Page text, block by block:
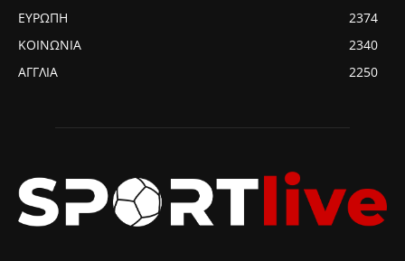
ΕΥΡΩΠΗ
2374
ΚΟΙΝΩΝΙΑ
2340
ΑΓΓΛΙΑ
2250